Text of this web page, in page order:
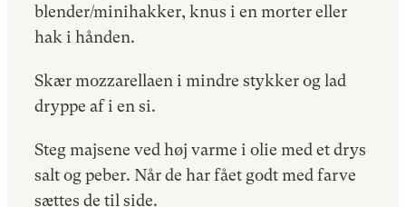
blender/minihakker, knus i en morter eller
hak i hånden.
Skær mozzarellaen i mindre stykker og lad
dryppe af i en si.
Steg majsene ved høj varme i olie med et drys
salt og peber. Når de har fået godt med farve
sættes de til side.